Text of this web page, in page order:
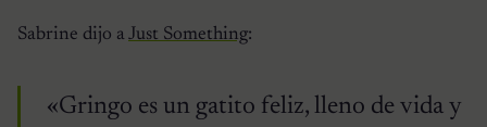
Sabrine dijo aJust Something:
«Gringo es un gatito feliz, lleno de vida y